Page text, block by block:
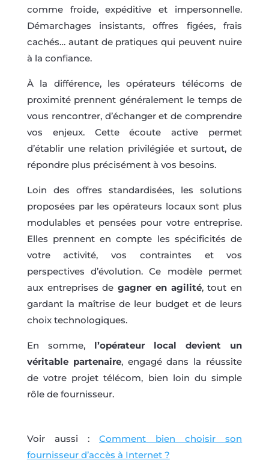
comme froide, expéditive et impersonnelle.
Démarchages insistants, offres figées, frais
cachés… autant de pratiques qui peuvent nuire
à la confiance.
À la différence, les opérateurs télécoms de
proximité prennent généralement le temps de
vous rencontrer, d’échanger et de comprendre
vos enjeux. Cette écoute active permet
d’établir une relation privilégiée et surtout, de
répondre plus précisément à vos besoins.
Loin des offres standardisées, les solutions
proposées par les opérateurs locaux sont plus
modulables et pensées pour votre entreprise.
Elles prennent en compte les spécificités de
votre activité, vos contraintes et vos
perspectives d’évolution. Ce modèle permet
aux entreprises degagner en agilité, tout en
gardant la maîtrise de leur budget et de leurs
choix technologiques.
En somme, l’opérateur local devient un
véritable partenaire, engagé dans la réussite
de votre projet télécom, bien loin du simple
rôle de fournisseur.
Voir aussi : Comment bien choisir son
fournisseur d’accès à Internet ?